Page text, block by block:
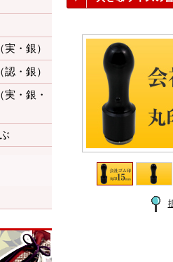
・銀）
・銀）
・銀・